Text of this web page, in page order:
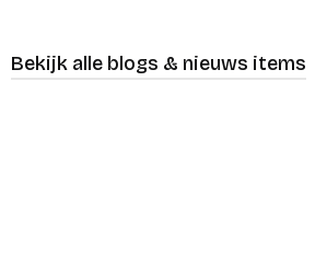
Bekijk alle blogs & nieuws items